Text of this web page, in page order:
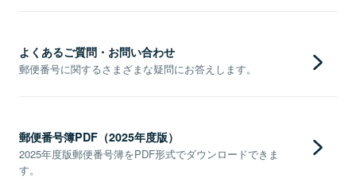
よくあるご質問・お問い合わせ
郵便番号に関するさまざまな疑問にお答えします。
郵便番号簿PDF（2025年度版）
2025年度版郵便番号簿をPDF形式でダウンロードできま
す。